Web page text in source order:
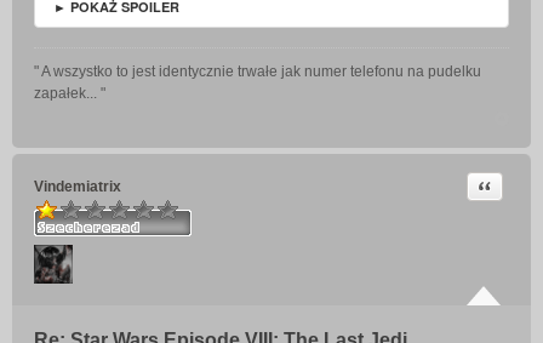
► POKAŻ SPOILER
" A wszystko to jest identycznie trwałe jak numer telefonu na pudelku
zapałek... "
Vindemiatrix Cytuj